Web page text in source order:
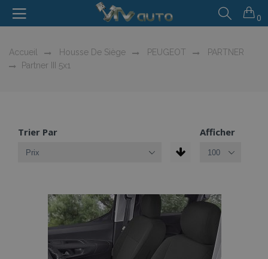
0
Accueil Housse De Siège PEUGEOT
PARTNER
Partner III 5x1
Trier Par Afficher